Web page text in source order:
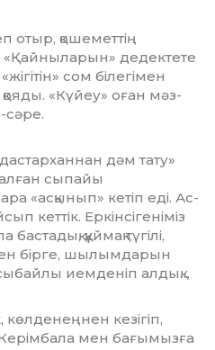
қошеметтің
«Қайныларын» дедектете
сом біле­гі­мен
«Күйеу» оған мәз-
сәре.
дәм тату»
сыпайы
«асқынып» кетіп еді. Ас­
кеттік. Еркінсігеніміз
құймақ түгілі,
бірге, шылымдарын
иемденіп алдық…
кезігіп,
мен бағымызға